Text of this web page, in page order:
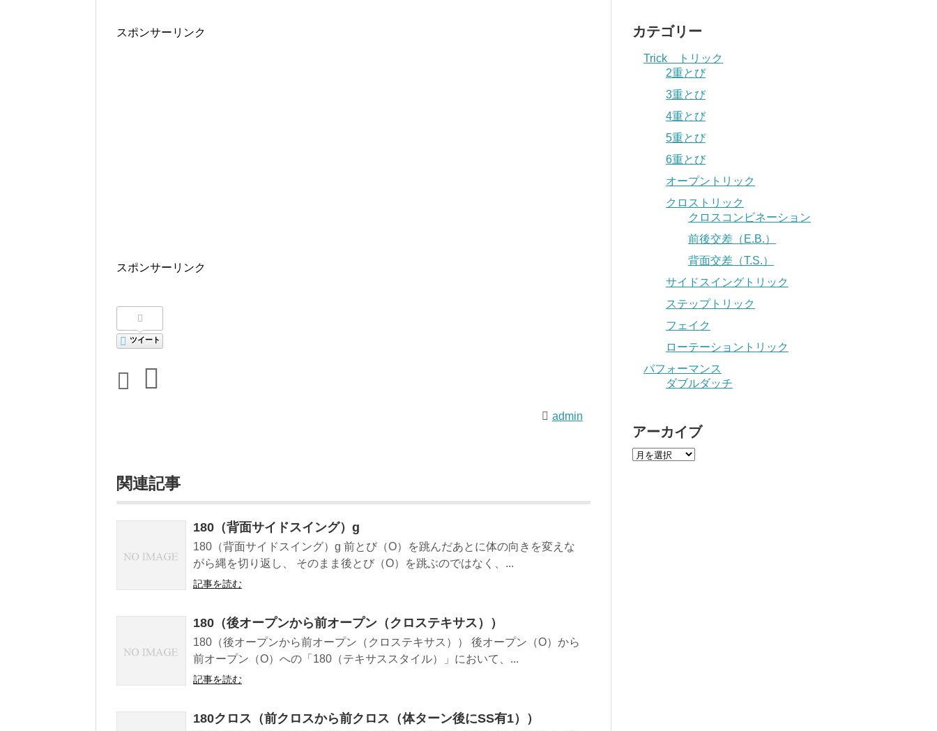
スポンサーリンク
スポンサーリンク
ツイート
admin
関連記事
180（背面サイドスイング）g
180（背面サイドスイング）g 前とび（O）を跳んだあとに体の向きを変えな
がら縄を切り返し、 そのまま後とび（O）を跳ぶのではなく、...
記事を読む
180（後オープンから前オープン（クロステキサス））
180（後オープンから前オープン（クロステキサス）） 後オープン（O）から
前オープン（O）への「180（テキサススタイル）」において、...
記事を読む
180クロス（前クロスから前クロス（体ターン後にSS有1））
カテゴリー
Trick トリック
2重とび
3重とび
4重とび
5重とび
6重とび
オープントリック
クロストリック
クロスコンビネーション
前後交差（E.B.）
背面交差（T.S.）
サイドスイングトリック
ステップトリック
フェイク
ローテーショントリック
パフォーマンス
ダブルダッチ
アーカイブ